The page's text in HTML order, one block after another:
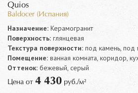
Quios
Baldocer (Испания)
Назначение: Керамогранит
Поверхность: глянцевая
Текстура поверхности: под камень,
Помещение: ванная комната, коридор,
Оттенок: бежевый, серый
Цена от 4 430 руб./м²